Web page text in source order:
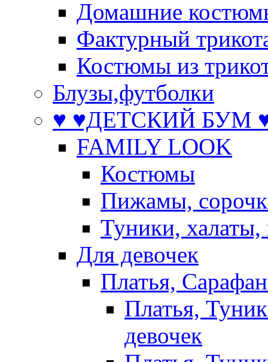
Домашние
Фактурный
Костюмы из
Блузы,футболки
♥ ♥ДЕТСКИЙ БУМ
FAMILY LOOK
Костюмы
Пижамы,
Туники, халаты,
Для девочек
Платья,
Платья,
девочек